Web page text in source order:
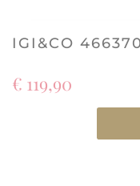
IGI&CO
€ 119,90